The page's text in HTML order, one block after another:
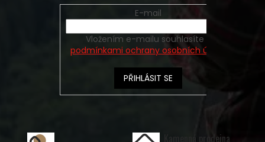
E-mail
podmínkami ochrany osobních údajů
PŘIHLÁSIT SE
Kamenná prodejna